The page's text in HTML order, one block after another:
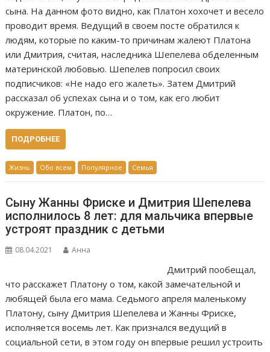
сына. На данном фото видно, как Платон хохочет и весело
проводит время. Ведущий в своем посте обратился к
людям, которые по каким-то причинам жалеют Платона
или Дмитрия, считая, наследника Шепелева обделенным
материнской любовью. Шепелев попросил своих
подписчиков: «Не надо его жалеть». Затем Дмитрий
рассказал об успехах сына и о том, как его любит
окружение. Платон, по…
ПОДРОБНЕЕ
Жизнь Обо всем Популярное Семья
Сыну Жанны Фриске и Дмитрия Шепелева
исполнилось 8 лет: для мальчика впервые
устроят праздник с детьми
08.04.2021 Анна
Дмитрий пообещал,
что расскажет Платону о том, какой замечательной и
любящей была его мама. Седьмого апреля маленькому
Платону, сыну Дмитрия Шепелева и Жанны Фриске,
исполняется восемь лет. Как признался ведущий в
социальной сети, в этом году он впервые решил устроить